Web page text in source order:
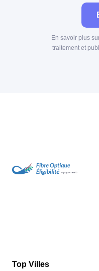
En savoir plus
traitement et
Top Villes